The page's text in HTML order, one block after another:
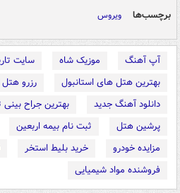
برچسب‌ها ویروس
آپ آهنگ موزیک شاه
سایت
بهترین هتل های استانبول
رزرو هتل
دانلود آهنگ جدید
بهترین جراح
پرشین هتل
ثبت نام بیمه اربعین
مزایده خودرو
خرید بلیط استخر
فروشنده مواد شیمیایی